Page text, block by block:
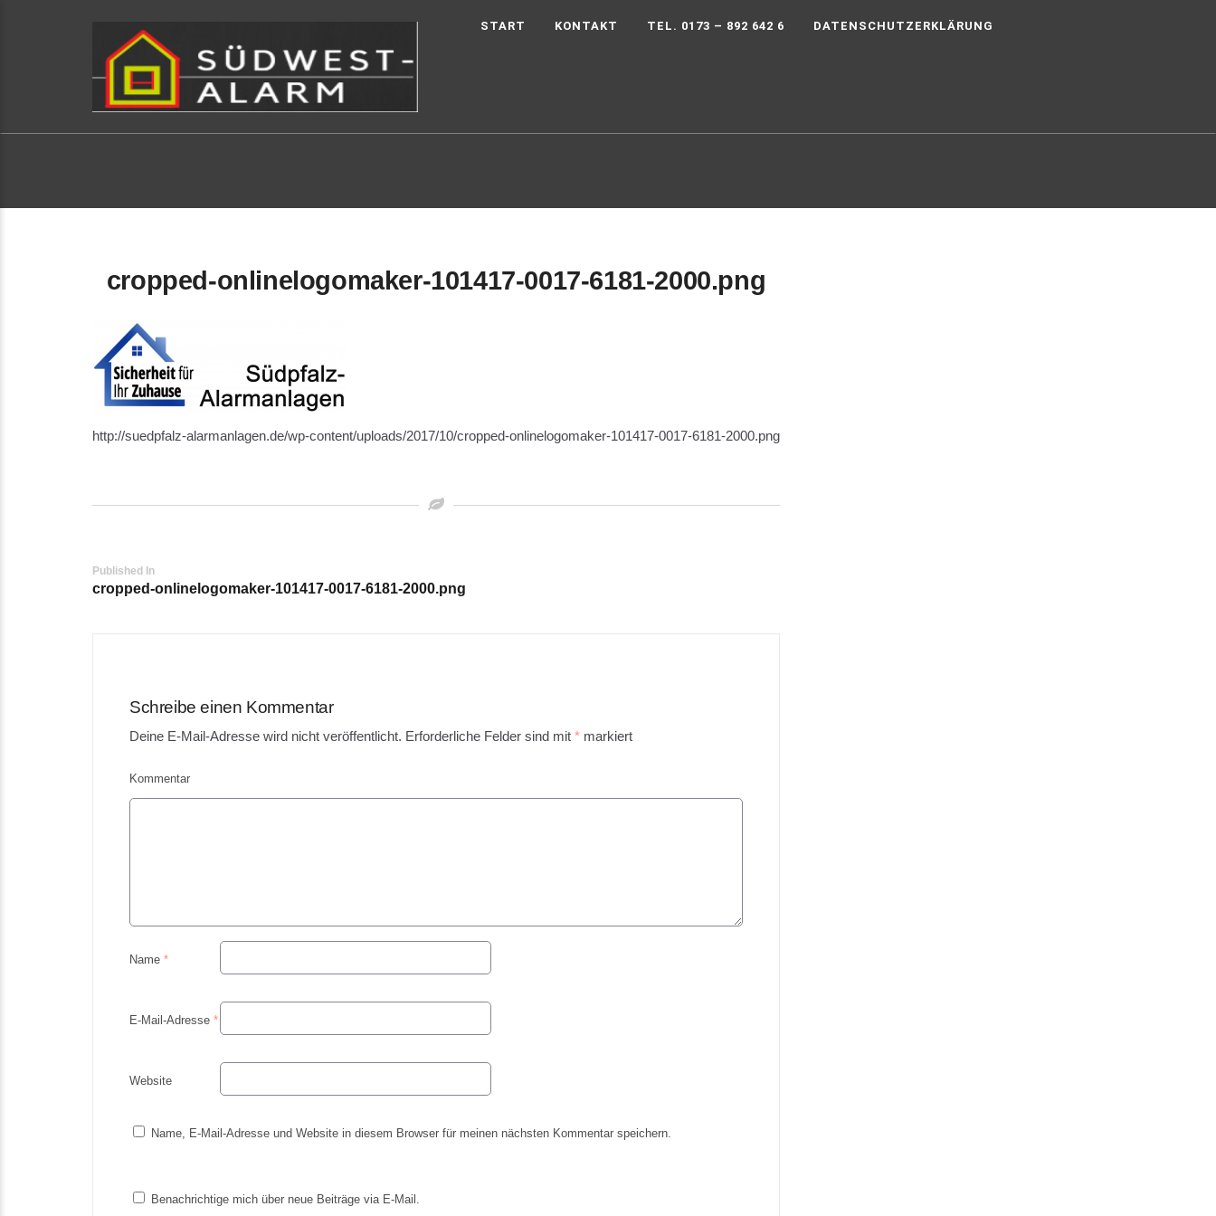
START KONTAKT TEL. 0173 – 892 642 6 DATENSCHUTZERKLÄRUNG
cropped-onlinelogomaker-101417-0017-6181-2000.png
http://suedpfalz-alarmanlagen.de/wp-content/uploads/2017/10/cropped-onlinelogomaker-101417-0017-6181-2000.png
Post
navigation
Published In
cropped-onlinelogomaker-101417-0017-6181-2000.png
Schreibe einen Kommentar
Deine E-Mail-Adresse wird nicht veröffentlicht. Erforderliche Felder sind mit * markiert
Kommentar
Name *
E-Mail-Adresse *
Website
Name, E-Mail-Adresse und Website in diesem Browser für meinen nächsten Kommentar speichern.
Benachrichtige mich über neue Beiträge via E-Mail.